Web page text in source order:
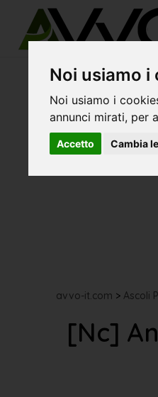
Noi usiamo i
Noi usiamo i
annunci mirati, per
Accetto Cambia
avvo-it.com > Ascoli
[nc]